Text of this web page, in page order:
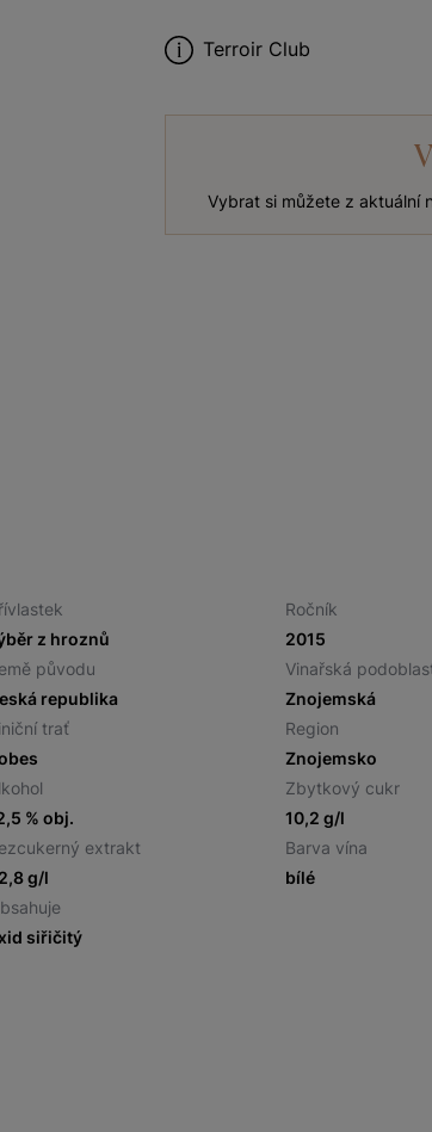
Terroir Club
Vybrat si můžete z aktuální
z hroznů
Ročník
2015
původu
republika
Vinařská
Znojemská
trať
Region
Znojemsko
% obj.
Zbytkový cukr
10,2 g/l
extrakt
g/l
Barva vína
bílé
siřičitý